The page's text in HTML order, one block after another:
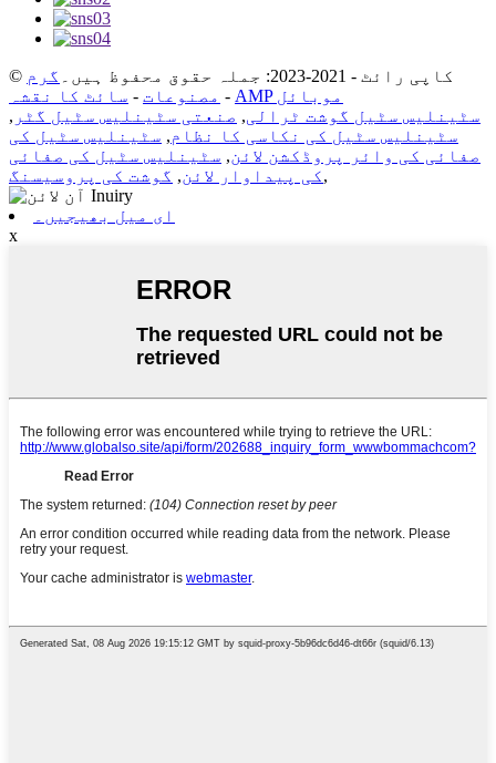
© کاپی رائٹ - 2021-2023: جملہ حقوق محفوظ ہیں۔
گرم
مصنوعات - سائٹ کا نقشہ -
AMP موبائل
سٹینلیس سٹیل گوشت ٹرالی, صنعتی سٹینلیس سٹیل گٹر ,
سٹینلیس سٹیل کی نکاسی کا نظام, سٹینلیس سٹیل کی
صفائی کی وائر پروڈکشن لائن, سٹینلیس سٹیل کی صفائی
کی پیداوار لائن, گوشت کی پروسیسنگ ,
ای میل بھیجیں۔
x